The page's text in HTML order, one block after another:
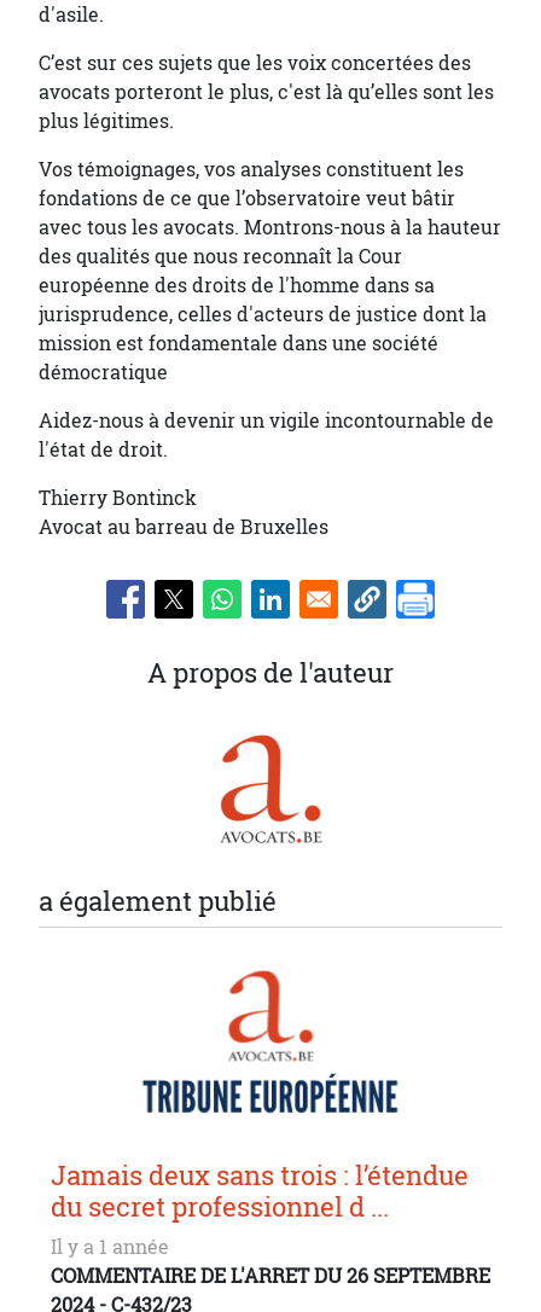
d'asile.
C’est sur ces sujets que les voix concertées des
avocats porteront le plus, c'est là qu’elles sont les
plus légitimes.
Vos témoignages, vos analyses constituent les
fondations de ce que l’observatoire veut bâtir
avec tous les avocats. Montrons-nous à la hauteur
des qualités que nous reconnaît la Cour
européenne des droits de l'homme dans sa
jurisprudence, celles d'acteurs de justice dont la
mission est fondamentale dans une société
démocratique
Aidez-nous à devenir un vigile incontournable de
l'état de droit.
Thierry Bontinck
Avocat au barreau de Bruxelles
A propos de l'auteur
a également publié
Jamais deux sans trois : l’étendue
du secret professionnel d ...
Il y a 1 année
COMMENTAIRE DE L'ARRET DU 26 SEPTEMBRE
2024 - C-432/23